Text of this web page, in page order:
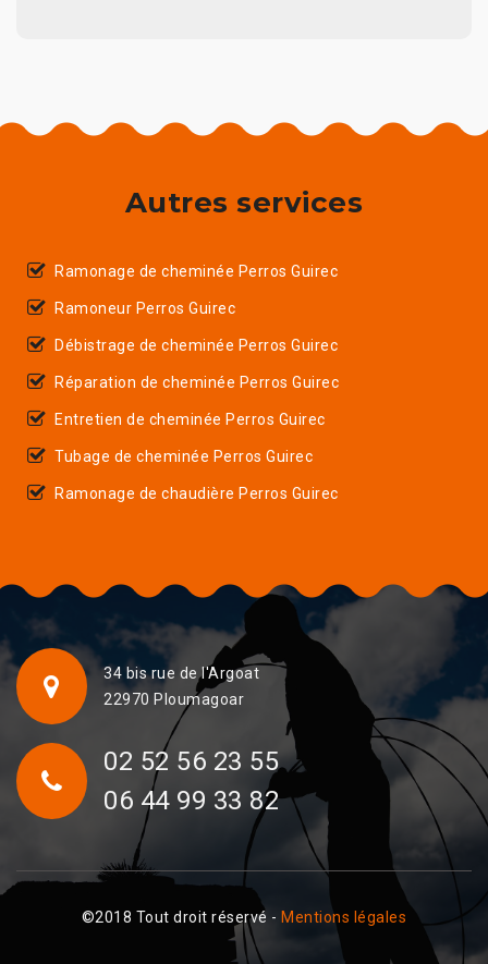
Autres services
Ramonage de cheminée Perros Guirec
Ramoneur Perros Guirec
Débistrage de cheminée Perros Guirec
Réparation de cheminée Perros Guirec
Entretien de cheminée Perros Guirec
Tubage de cheminée Perros Guirec
Ramonage de chaudière Perros Guirec
34 bis rue de l'Argoat
22970 Ploumagoar
02 52 56 23 55
06 44 99 33 82
©2018 Tout droit réservé - Mentions légales